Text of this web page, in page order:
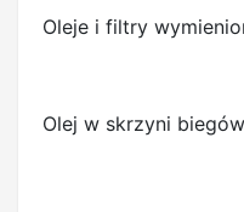
Oleje i filtry
Olej w skrzyni